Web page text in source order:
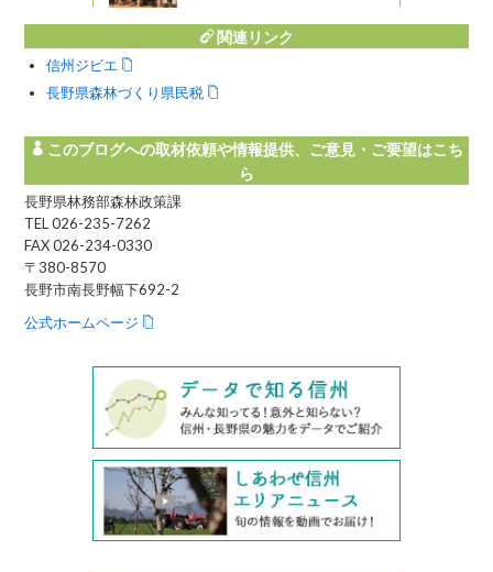
関連リンク
信州ジビエ
長野県森林づくり県民税
このブログへの取材依頼や情報提供、ご意見・ご要望はこち
ら
長野県林務部森林政策課
TEL 026-235-7262
FAX 026-234-0330
〒380-8570
長野市南長野幅下692-2
公式ホームページ